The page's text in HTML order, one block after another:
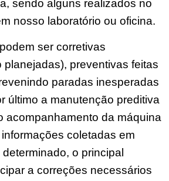
sendo alguns realizados no
nosso laboratório ou oficina.
ser corretivas
planejadas), preventivas feitas
paradas inesperadas
último a manutenção preditiva
acompanhamento da máquina
coletadas em
o principal
a correções necessários